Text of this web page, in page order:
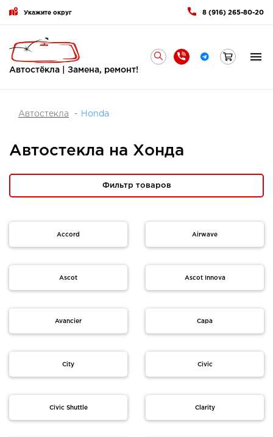
Укажите округ 8 (916) 265-80-20
Автостёкла | Замена, ремонт!
Автостекла Honda
Автостекла на Хонда
Фильтр товаров
Accord Airwave
Ascot Ascot Innova
Avancier Capa
City Civic
Civic Shuttle Clarity